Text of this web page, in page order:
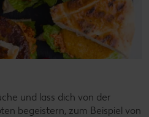
und lass dich von der
begeistern, zum Beispiel von